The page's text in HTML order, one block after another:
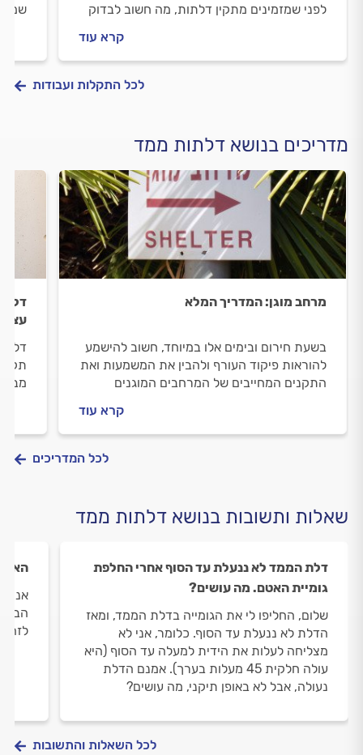
לפני שמזמינים מתקין דלתות, מה חשוב לבדוק
קרא עוד
לכל התקלות ועבודות
מדריכים בנושא דלתות ממד
מרחב מוגן: המדריך המלא
בשעת חירום ובימים אלו במיוחד, חשוב להישמע
להוראות פיקוד העורף ולהבין את המשמעות ואת
התקנים המחייבים של המרחבים המוגנים
תדעו שאתם באמת מוגנים? כל מה שחשוב
לדעת, במדריך שלפניכם.
קרא עוד
דלת
דלת
לכל המדריכים
שאלות ותשובות בנושא דלתות ממד
דלת הממד לא ננעלת עד הסוף אחרי החלפת
גומיית האטם. מה עושים?
שלום, החליפו לי את הגומייה בדלת הממד, ומאז
הדלת לא ננעלת עד הסוף. כלומר, אני לא
מצליחה לעלות את הידית למעלה עד הסוף (היא
עולה חלקית 45 מעלות בערך). אמנם הדלת
נעולה, אבל לא באופן תיקני, מה עושים?
האם
אני
לכל השאלות והתשובות